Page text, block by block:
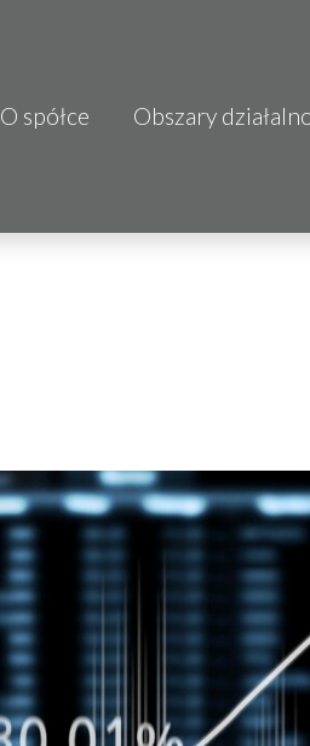
O spółce Obszary
CDI KB Sp. z o.o.
Projprzem
Fundacja Immo